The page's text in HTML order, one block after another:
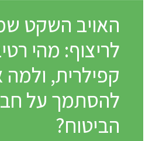
האויב השקט
לריצוף: מהי
קפילרית, ולמה
להסתמך על
הביטוח?